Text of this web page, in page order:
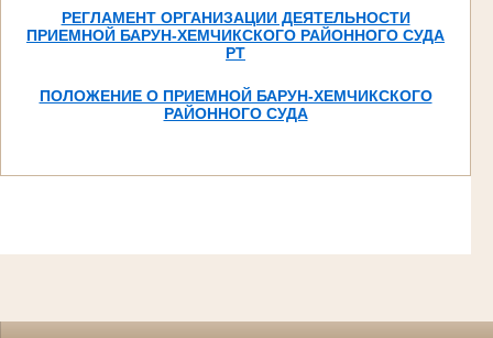
РЕГЛАМЕНТ ОРГАНИЗАЦИИ ДЕЯТЕЛЬНОСТИ
ПРИЕМНОЙ БАРУН-ХЕМЧИКСКОГО РАЙОННОГО СУДА
РТ
ПОЛОЖЕНИЕ О ПРИЕМНОЙ БАРУН-ХЕМЧИКСКОГО
РАЙОННОГО СУДА